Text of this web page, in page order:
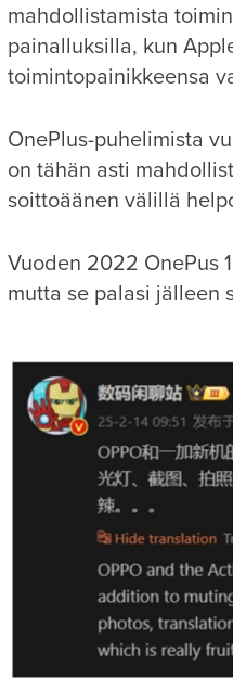
mahdollistamista
painalluksilla, kun
toimintopainikkeensa
OnePlus-puhelimista
on tähän asti
soittoäänen välillä
Vuoden 2022 OnePus
mutta se palasi jälleen